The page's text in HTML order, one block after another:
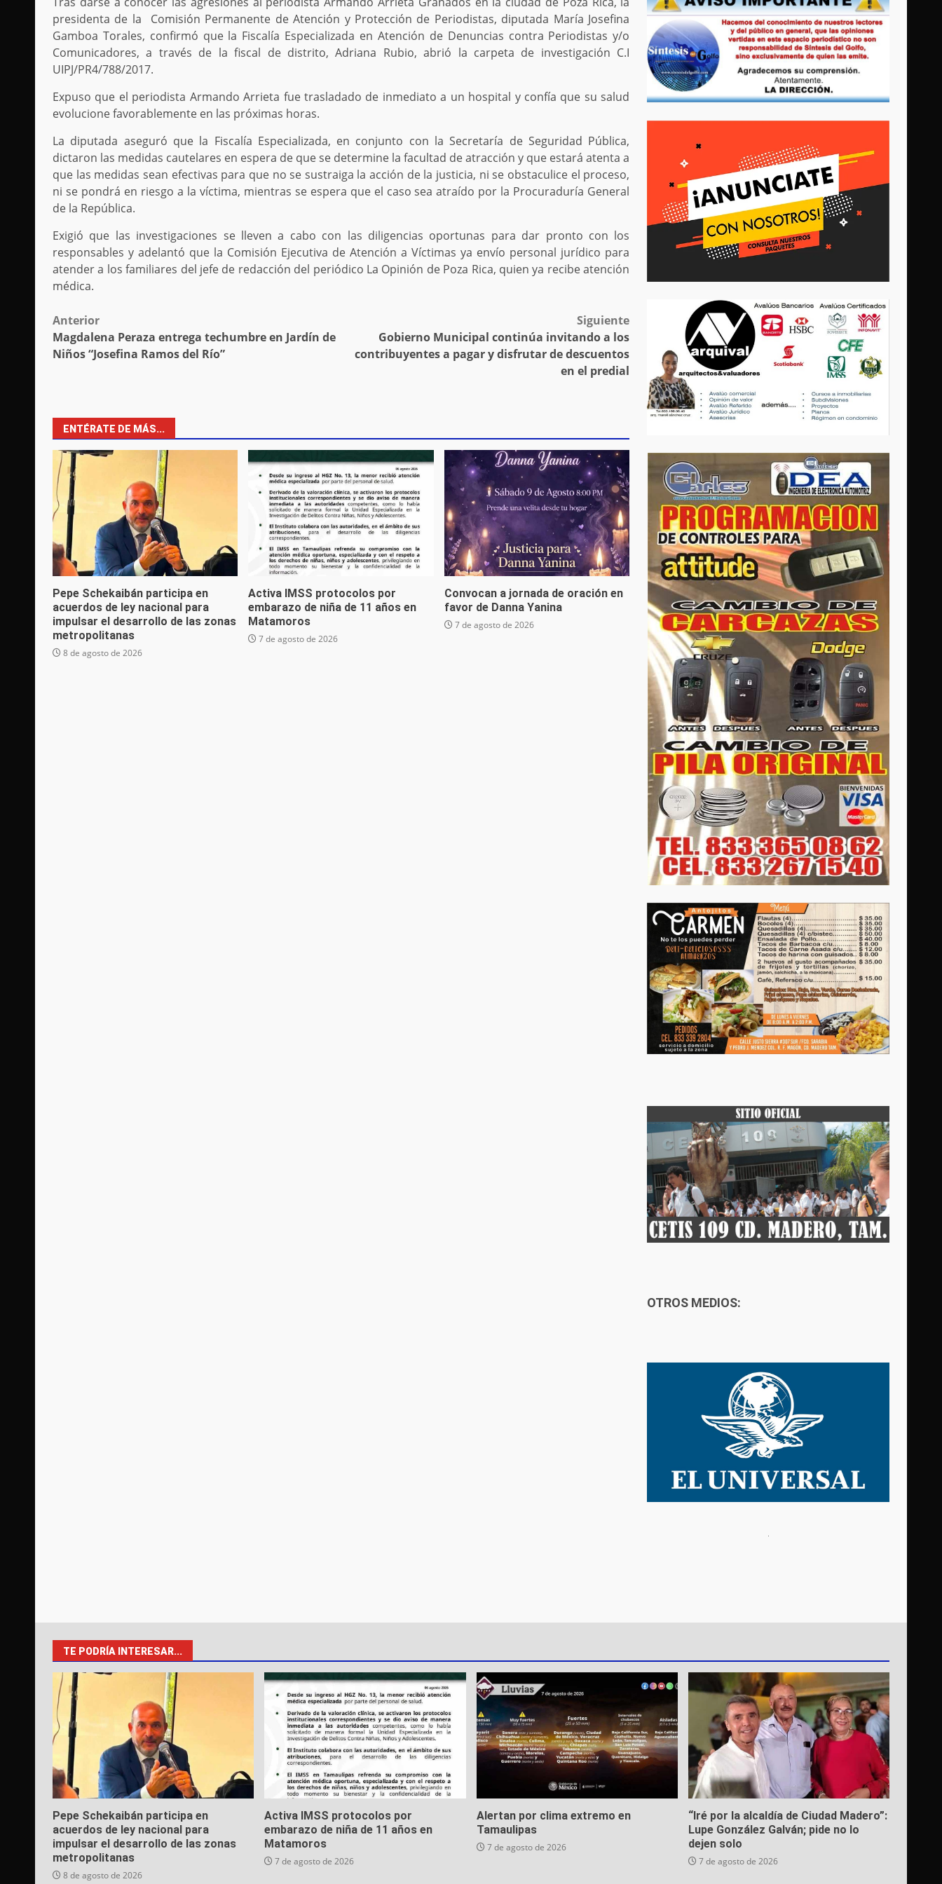
presidenta de la Comisión Permanente de Atención y Protección de Periodistas, diputada María Josefina
Gamboa Torales, confirmó que la Fiscalía Especializada en Atención de Denuncias contra Periodistas y/o
Comunicadores, a través de la fiscal de distrito, Adriana Rubio, abrió la carpeta de investigación C.I
UIPJ/PR4/788/2017.
Expuso que el periodista Armando Arrieta fue trasladado de inmediato a un hospital y confía que su salud
evolucione favorablemente en las próximas horas.
La diputada aseguró que la Fiscalía Especializada, en conjunto con la Secretaría de Seguridad Pública,
dictaron las medidas cautelares en espera de que se determine la facultad de atracción y que estará atenta a
que las medidas sean efectivas para que no se sustraiga la acción de la justicia, ni se obstaculice el proceso,
ni se pondrá en riesgo a la víctima, mientras se espera que el caso sea atraído por la Procuraduría General
de la República.
Exigió que las investigaciones se lleven a cabo con las diligencias oportunas para dar pronto con los
responsables y adelantó que la Comisión Ejecutiva de Atención a Víctimas ya envío personal jurídico para
atender a los familiares del jefe de redacción del periódico La Opinión de Poza Rica, quien ya recibe atención
médica.
Post
navigation
Anterior
Magdalena Peraza entrega techumbre en Jardín de
Niños “Josefina Ramos del Río”
Siguiente
Gobierno Municipal continúa invitando a los
contribuyentes a pagar y disfrutar de descuentos
en el predial
ENTÉRATE DE MÁS...
Pepe Schekaibán participa en
acuerdos de ley nacional para
impulsar el desarrollo de las zonas
metropolitanas
8 de agosto de 2026
Activa IMSS protocolos por
embarazo de niña de 11 años en
Matamoros
7 de agosto de 2026
Convocan a jornada de oración en
favor de Danna Yanina
7 de agosto de 2026
OTROS MEDIOS:
TE PODRÍA INTERESAR...
Pepe Schekaibán participa en
acuerdos de ley nacional para
impulsar el desarrollo de las zonas
metropolitanas
8 de agosto de 2026
Activa IMSS protocolos por
embarazo de niña de 11 años en
Matamoros
7 de agosto de 2026
Alertan por clima extremo en
Tamaulipas
7 de agosto de 2026
“Iré por la alcaldía de Ciudad Madero”:
Lupe González Galván; pide no lo
dejen solo
7 de agosto de 2026